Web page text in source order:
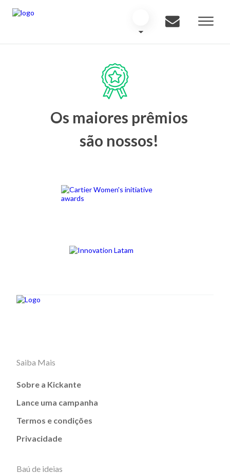
Os maiores prêmios
são nossos!
Saiba Mais
Sobre a Kickante
Lance uma campanha
Termos e condições
Privacidade
Baú de ideias